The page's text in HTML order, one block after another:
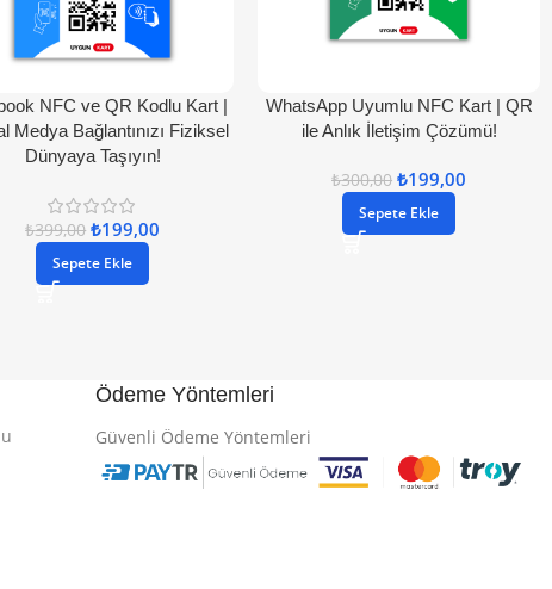
NFC ve QR Kodlu Kart |
Medya Bağlantınızı Fiziksel
Dünyaya Taşıyın!
₺399,00 ₺199,00
Sepete Ekle
WhatsApp Uyumlu NFC Kart | QR
ile Anlık İletişim Çözümü!
₺300,00 ₺199,00
Sepete Ekle
Ödeme Yöntemleri
Güvenli Ödeme Yöntemleri